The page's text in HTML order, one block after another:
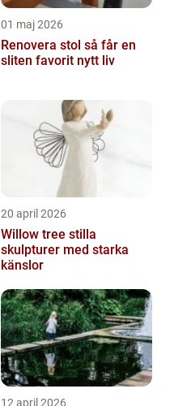
01 maj 2026
Renovera stol så får en
sliten favorit nytt liv
20 april 2026
Willow tree stilla
skulpturer med starka
känslor
12 april 2026